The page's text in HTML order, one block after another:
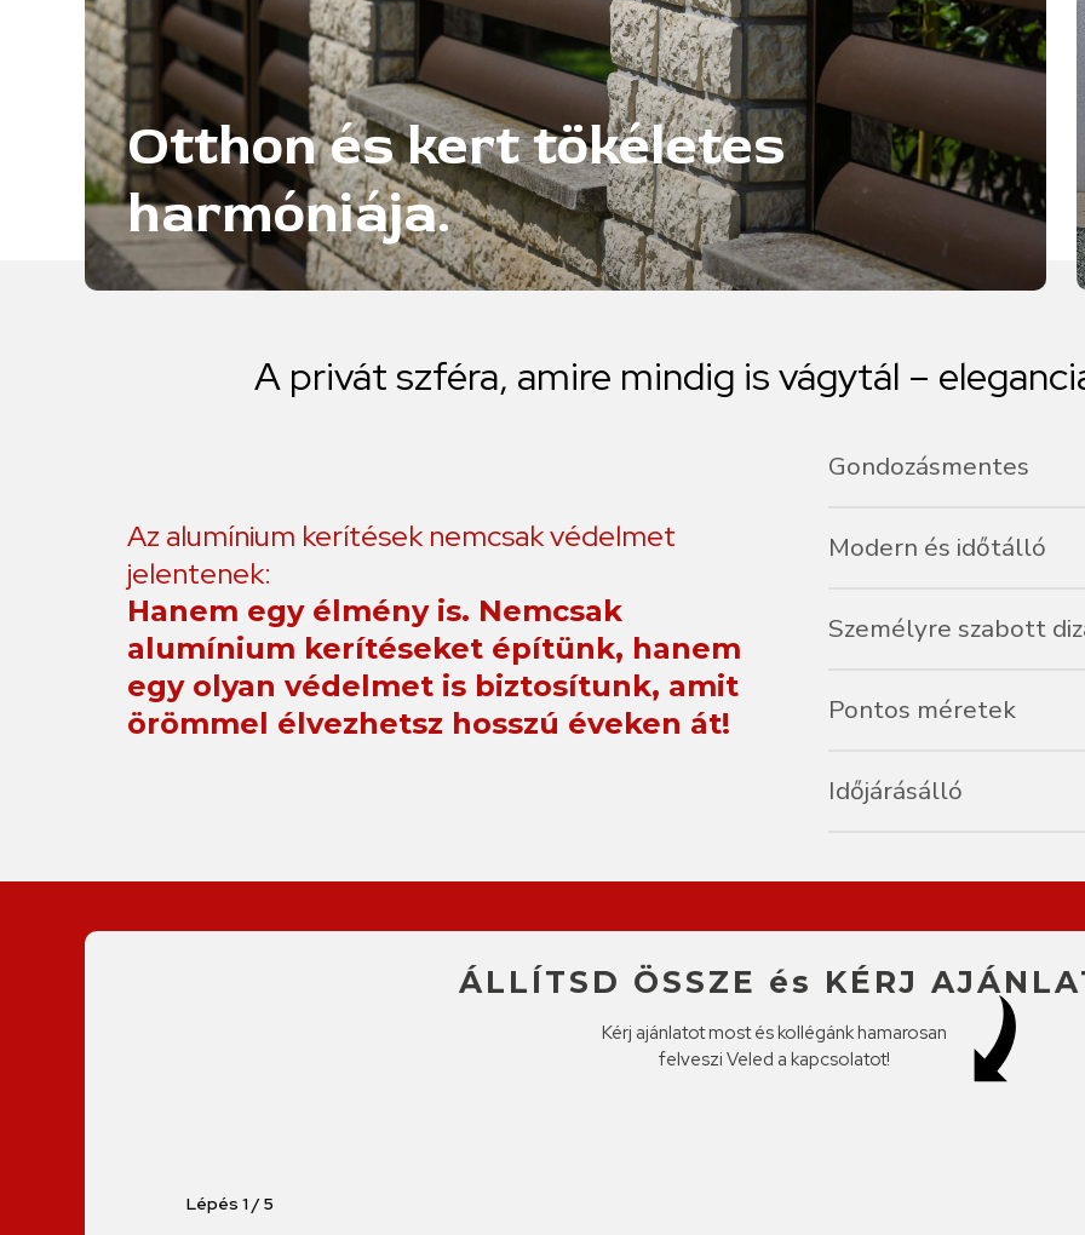
Otthon és kert tökéletes
harmóniája.
A privátszféra, amire mindig isvágytál –
Az alumínium kerítések nemcsak védelmet
jelentenek:
Hanem egy élmény is. Nemcsak
alumínium kerítéseket építünk, hanem
egy olyan védelmet is biztosítunk, amit
örömmel élvezhetsz hosszú éveken át!
Gondozásmentes
Modern és időtálló
újszerűek maradnak.
Személyre szabott
stílusodhoz igazítják a
Pontos méretek
Időjárásálló
ÁLLÍTSD ÖSSZE és KÉRJ
Kérj ajánlatot most és kollégánk hamarosan
felveszi Veled a kapcsolatot!
Lépés 1 /5